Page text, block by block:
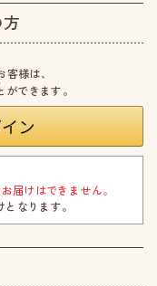
様は、
できます。
届けはできません。
なります。